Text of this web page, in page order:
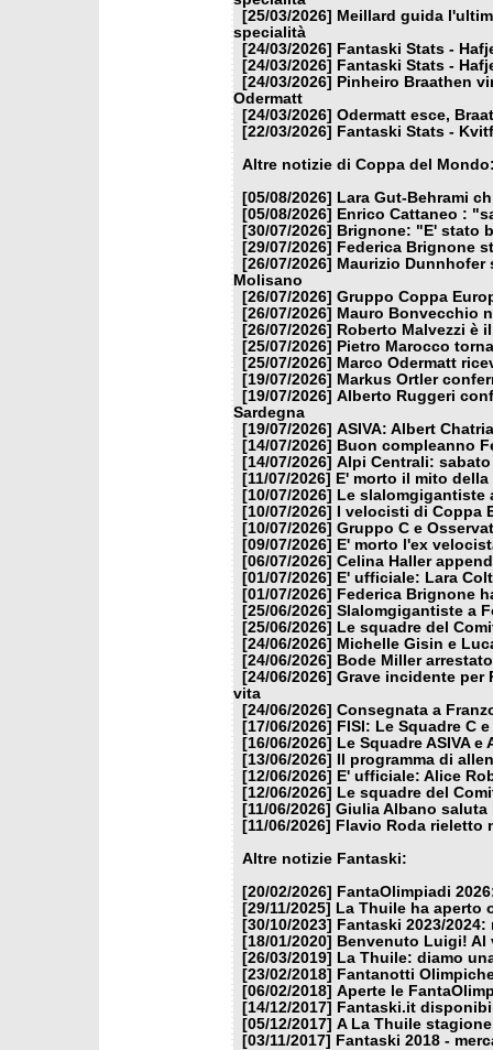
[25/03/2026] Meillard guida
specialità
[24/03/2026]
Fantaski Stats -
[24/03/2026]
Fantaski Stats -
[24/03/2026]
Pinheiro Braathen
Odermatt
[24/03/2026] Odermatt esce,
[22/03/2026]
Fantaski Stats -
Altre notizie di Coppa del
[05/08/2026]
Lara Gut-Behrami
[05/08/2026]
Enrico Cattaneo :
[30/07/2026]
Brignone: "E' stato
[29/07/2026]
Federica Brignone
[26/07/2026] Maurizio Dunnhofer
Molisano
[26/07/2026] Gruppo Coppa
[26/07/2026] Mauro Bonvecchio
[26/07/2026]
Roberto Malvezzi è
[25/07/2026]
Pietro Marocco
[25/07/2026] Marco Odermatt
[19/07/2026] Markus Ortler
[19/07/2026] Alberto Ruggeri
Sardegna
[19/07/2026] ASIVA: Albert
[14/07/2026]
Buon compleanno
[14/07/2026] Alpi Centrali:
[11/07/2026]
E' morto il mito
[10/07/2026]
Le
[10/07/2026]
I velocisti di Coppa
[10/07/2026] Gruppo C e
[09/07/2026]
E' morto l'ex
[06/07/2026] Celina Haller
[01/07/2026]
E' ufficiale: Lara
[01/07/2026]
Federica Brignone
[25/06/2026] Slalomgigantiste a
[25/06/2026]
Le squadre del
[24/06/2026] Michelle Gisin e
[24/06/2026]
Bode Miller
[24/06/2026] Grave incidente per
vita
[24/06/2026] Consegnata a
[17/06/2026]
FISI: Le Squadre C
[16/06/2026]
Le Squadre ASIVA
[13/06/2026]
Il programma di
[12/06/2026]
E' ufficiale: Alice
[12/06/2026]
Le squadre del
[11/06/2026] Giulia Albano saluta
[11/06/2026]
Flavio Roda rieletto
Altre notizie Fantaski:
[20/02/2026]
FantaOlimpiadi
[29/11/2025]
La Thuile ha aperto
[30/10/2023]
Fantaski 2023/
[18/01/2020]
Benvenuto Luigi! Al
[26/03/2019]
La Thuile: diamo
[23/02/2018]
Fantanotti
[06/02/2018] Aperte le
[14/12/2017]
Fantaski.it
[05/12/2017] A La Thuile
[03/11/2017]
Fantaski 2018 -